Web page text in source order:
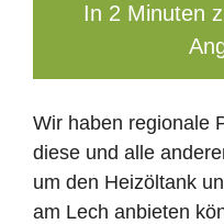
In 2 Minuten
Wir haben regionale
diese und alle
um den Heizöltank
am Lech anbieten